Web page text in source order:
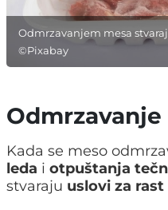
Odmrzavanjem mesa
©Pixabay
Odmrzavanje
Kada se meso
leda i otpuštanja
stvaraju uslovi za